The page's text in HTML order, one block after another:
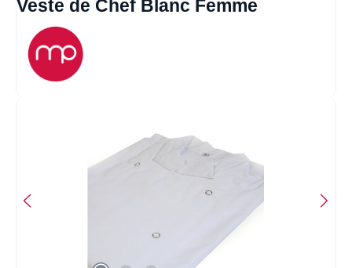
Veste de Chef Blanc Femme